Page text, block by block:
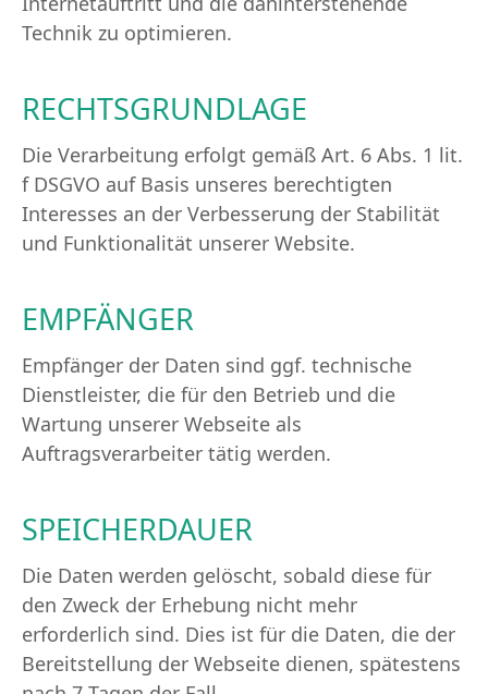
Technik zu optimieren.
RECHTSGRUNDLAGE
Die Verarbeitung erfolgt gemäß Art. 6 Abs. 1 lit.
f DSGVO auf Basis unseres berechtigten
Interesses an der Verbesserung der Stabilität
und Funktionalität unserer Website.
EMPFÄNGER
Empfänger der Daten sind ggf. technische
Dienstleister, die für den Betrieb und die
Wartung unserer Webseite als
Auftragsverarbeiter tätig werden.
SPEICHERDAUER
Die Daten werden gelöscht, sobald diese für
den Zweck der Erhebung nicht mehr
erforderlich sind. Dies ist für die Daten, die der
Bereitstellung der Webseite dienen, spätestens